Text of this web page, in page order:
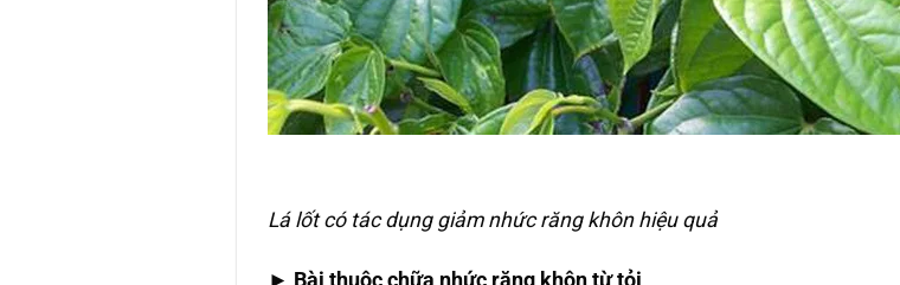
Lá lốt có tác dụng giảm nhức răng khôn hiệu quả
► Bài thuộc chữa nhức răng khôn từtỏi